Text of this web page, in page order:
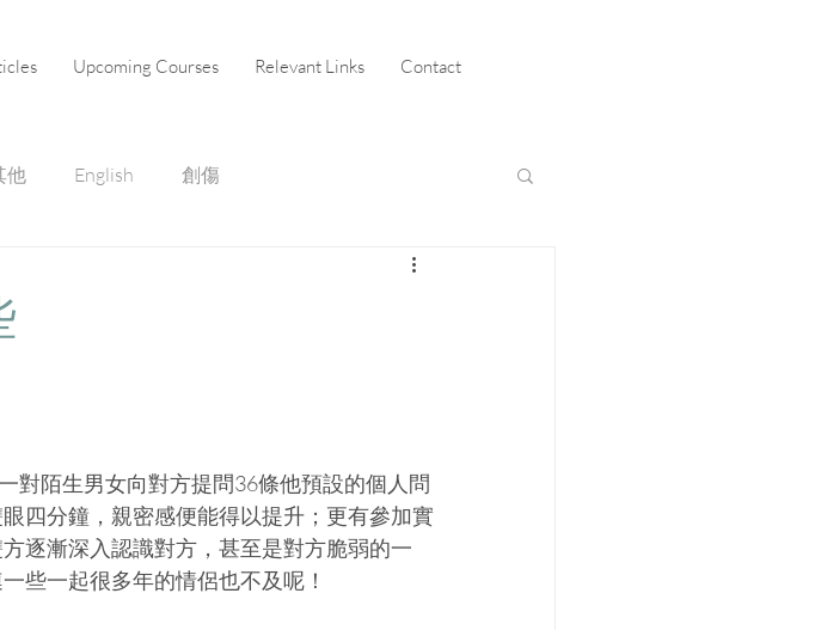
Upcoming Courses Relevant Links Contact
他 English 創傷
對陌生男女向對方提問36條他預設的個人問
四分鐘，親密感便能得以提升；更有參加實
逐漸深入認識對方，甚至是對方脆弱的一
些一起很多年的情侶也不及呢！